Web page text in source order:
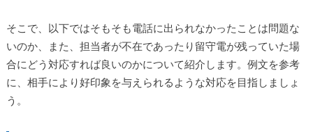
そこで、以下ではそもそも電話に出られなかったことは問題な
いのか、また、担当者が不在であったり留守電が残っていた場
合にどう対応すれば良いのかについて紹介します。例文を参考
に、相手により好印象を与えられるような対応を目指しましょ
う。